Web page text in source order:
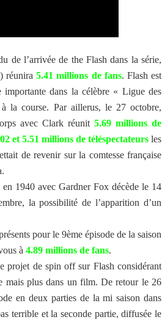
de l’arrivée de the Flash dans la série,
réunira5.41 millions de fans. Flash est
dans la célèbre « Ligue des
la course. Par aillerus, le 27 octobre,
avec Clark réunit5.69 millions de
et 5.51 millions de téléspectateursles
de revenir sur la comtesse française
1940 avec Gardner Fox décède le 14
la possibilité de l’apparition d’un
pour le 9ème épisode de la saison
à 4.89 millions de fans.
projet de spin off sur Flash considérant
mais plus dans un film. De retour le 26
en deux parties de la mi saison dans
terrible et la seconde partie, diffusée le